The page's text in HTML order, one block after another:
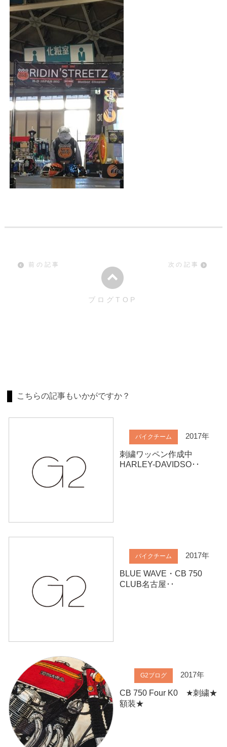
前の記事
ブログTOP
次の記事
こちらの記事もいかがですか？
バイクチーム 2017年
刺繍ワッペン作成中
HARLEY-DAVIDSO･･
バイクチーム 2017年
BLUE WAVE・CB 750
CLUB名古屋･･
G2ブログ 2017年
CB 750 Four K0 ★刺繍★
額装★